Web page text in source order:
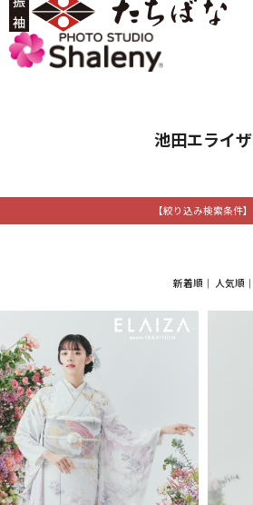
池田エライザ
【絞り込み検索条件】
新着順 ｜ 人気順 ｜